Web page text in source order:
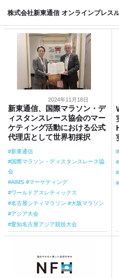
株式会社新東通信 オンラインプレス
#Aim
2024年11月18日
新東通信、国際マラソン・デ
ィスタンスレース協会のマー
ケティング活動における公式
代理店として世界初採択
新東通信
国際マラソン・ディスタンスレース協
会
AIMS
マーケティング
ワールドアスレティックス
名古屋シティマラソン
大阪マラソン
アジア大会
愛知名古屋アジア競技大会